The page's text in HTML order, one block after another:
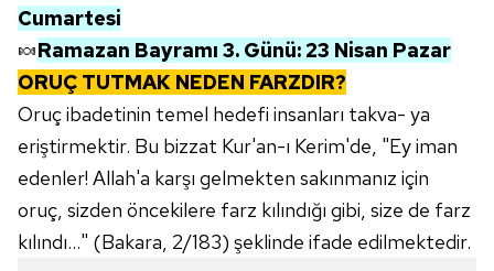
Cumartesi
🍬Ramazan Bayramı 3. Günü: 23 Nisan Pazar
ORUÇ TUTMAK NEDEN FARZDIR?
Oruç ibadetinin temel hedefi insanları takva- ya
eriştirmektir. Bu bizzat Kur'an-ı Kerim'de, "Ey iman
edenler! Allah'a karşı gelmekten sakınmanız için
oruç, sizden öncekilere farz kılındığı gibi, size de farz
kılındı..." (Bakara, 2/183) şeklinde ifade edilmektedir.